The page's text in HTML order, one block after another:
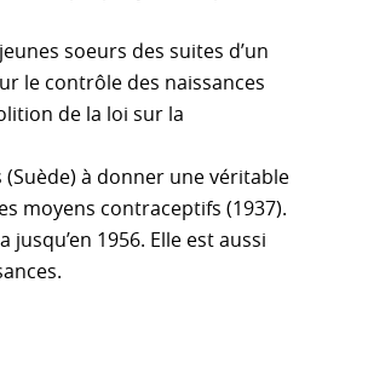
soeurs des suites d’un
le contrôle des naissances
de la loi sur la
à donner une véritable
moyens contraceptifs (1937).
jusqu’en 1956. Elle est aussi